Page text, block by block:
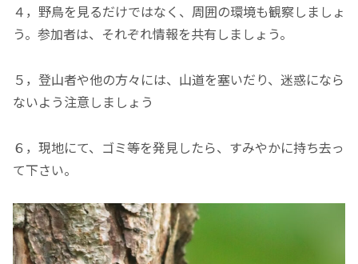
４，野鳥を見るだけではなく、周囲の環境も観察しましょ
う。参加者は、それぞれ情報を共有しましょう。
５，登山者や他の方々には、山道を塞いだり、迷惑になら
ないよう注意しましょう
６，現地にて、ゴミ等を発見したら、すみやかに持ち去っ
て下さい。